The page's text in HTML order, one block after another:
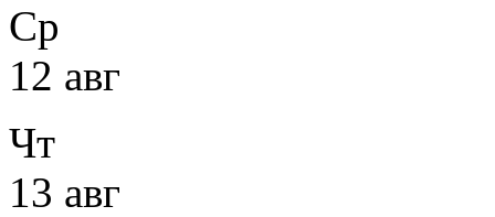
Ср
12 авг
Чт
13 авг